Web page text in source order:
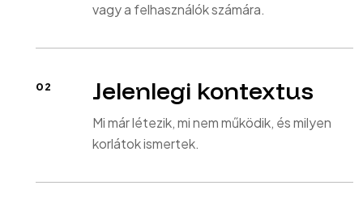
vagy a felhasználók számára.
Jelenlegi kontextus
Mi már létezik, mi nem működik, és milyen
korlátok ismertek.